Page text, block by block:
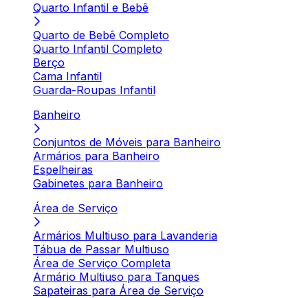
Quarto Infantil e Bebê
Quarto de Bebê Completo
Quarto Infantil Completo
Berço
Cama Infantil
Guarda-Roupas Infantil
Banheiro
Conjuntos de Móveis para Banheiro
Armários para Banheiro
Espelheiras
Gabinetes para Banheiro
Área de Serviço
Armários Multiuso para Lavanderia
Tábua de Passar Multiuso
Área de Serviço Completa
Armário Multiuso para Tanques
Sapateiras para Área de Serviço